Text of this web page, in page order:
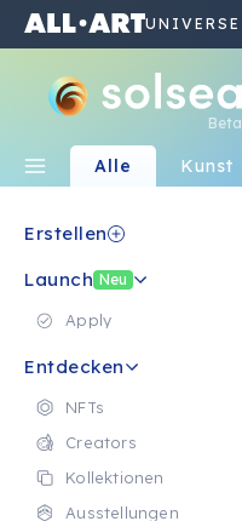
UNIVERSE
Beta
Alle Kunst
Erstellen
Launch Neu
Apply
Entdecken
NFTs
Creators
Kollektionen
Ausstellungen